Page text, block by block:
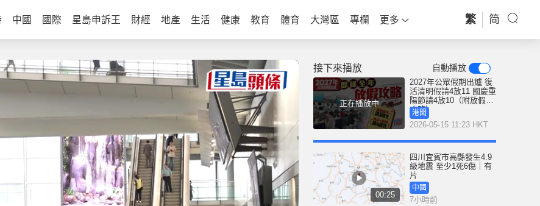
中國 國際 星島申訴王 財經 地產 生活 健康 教育 體育 大灣區 專欄 更多 繁 简
接下來播放 自動播放
正在播放中
2027年公眾假期出爐 復
活清明假請4放11 國慶重
陽節請4放10（附放假全
攻略）
港聞
2026-05-15 11:23 HKT
00:25
四川宜賓市高縣發生4.9
級地震 至少1死6傷｜有
片
中國
7小時前